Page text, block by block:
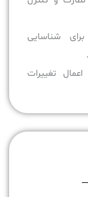
شناسایی
تغییرات